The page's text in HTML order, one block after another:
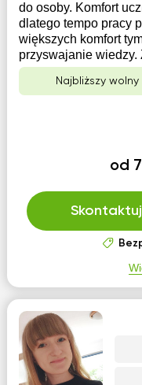
do osoby. Komfort
dlatego tempo pracy
większych komfort
przyswajanie wiedzy.
Najbliższy
od